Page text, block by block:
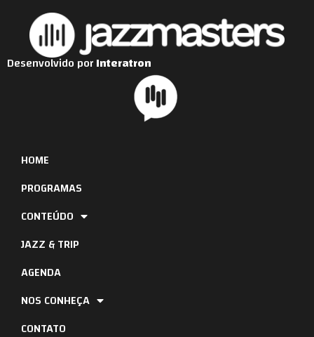
HOME
PROGRAMAS
CONTEÚDO
JAZZ & TRIP
AGENDA
NOS CONHEÇA
CONTATO
Desenvolvido porInteratron